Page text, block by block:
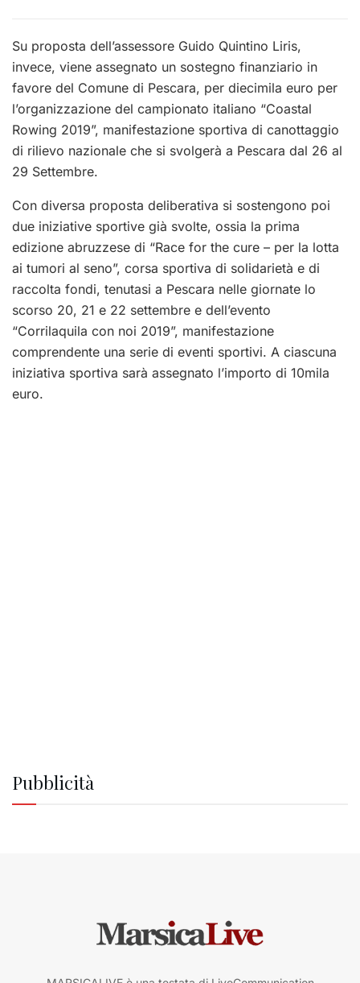
Su proposta dell’assessore Guido Quintino Liris,
invece, viene assegnato un sostegno finanziario in
favore del Comune di Pescara, per diecimila euro per
l’organizzazione del campionato italiano “Coastal
Rowing 2019”, manifestazione sportiva di canottaggio
di rilievo nazionale che si svolgerà a Pescara dal 26 al
29 Settembre.
Con diversa proposta deliberativa si sostengono poi
due iniziative sportive già svolte, ossia la prima
edizione abruzzese di “Race for the cure – per la lotta
ai tumori al seno”, corsa sportiva di solidarietà e di
raccolta fondi, tenutasi a Pescara nelle giornate lo
scorso 20, 21 e 22 settembre e dell’evento
“Corrilaquila con noi 2019”, manifestazione
comprendente una serie di eventi sportivi. A ciascuna
iniziativa sportiva sarà assegnato l’importo di 10mila
euro.
Pubblicità